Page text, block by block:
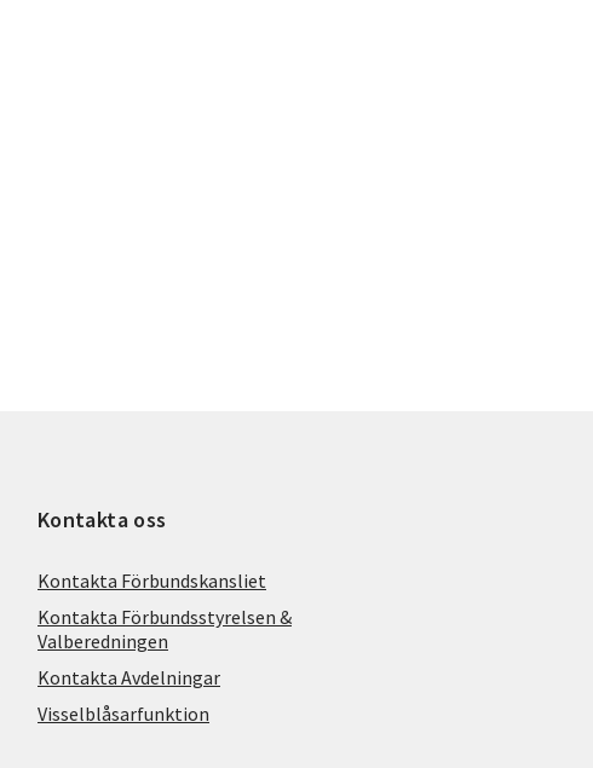
Kontakta oss
Kontakta Förbundskansliet
Kontakta Förbundsstyrelsen &
Valberedningen
Kontakta Avdelningar
Visselblåsarfunktion